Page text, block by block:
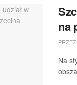
na
PRZEZ
Na